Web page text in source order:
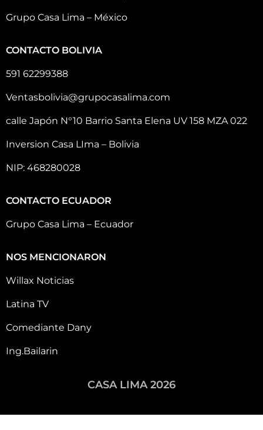
Grupo Casa Lima – México
CONTACTO BOLIVIA
591 62299388
Ventasbolivia@grupocasalima.com
calle Japón N°10 Barrio Santa Elena UV 158 MZA 022
Inversion Casa LIma – Bolivia
NIP: 468280028
CONTACTO ECUADOR
Grupo Casa Lima – Ecuador
NOS MENCIONARON
Willax Noticias
Latina TV
Comediante Dany
Ing.Bailarin
CASA LIMA 2026